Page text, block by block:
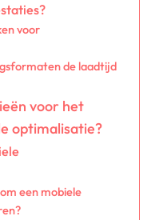
voor
de laadtijd
voor het
optimalisatie?
een mobiele